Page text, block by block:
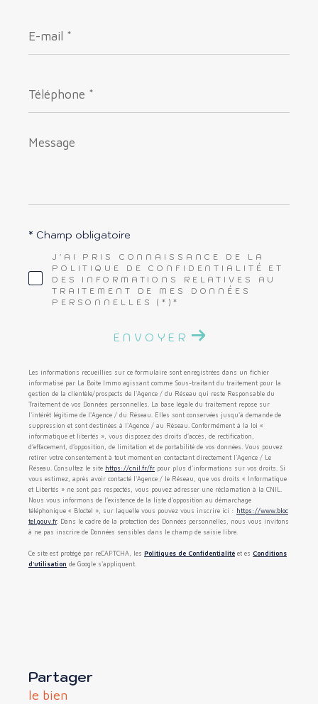
mail
*
*
Message
*
J'AI PRIS CONNAISSANCE DE LA
POLITIQUE DE CONFIDENTIALITÉ ET
DES INFORMATIONS RELATIVES AU
TRAITEMENT DE MES DONNÉES
PERSONNELLES (*)*
* Champ obligatoire
ENVOYER
Les informations recueillies sur ce formulaire sont enregistrées dans un fichier
informatisé par La Boite Immo agissant comme Sous-traitant du traitement pour la
gestion de la clientèle/prospects de l'Agence / du Réseau qui reste Responsable du
Traitement de vos Données personnelles. La base légale du traitement repose sur
l'intérêt légitime de l'Agence / du Réseau. Elles sont conservées jusqu'à demande de
suppression et sont destinées à l'Agence / au Réseau. Conformément à la loi «
informatique et libertés », vous disposez des droits d’accès, de rectification,
d’effacement, d’opposition, de limitation et de portabilité de vos données. Vous pouvez
retirer votre consentement à tout moment en contactant directement l’Agence / Le
Réseau. Consultez le site https://cnil.fr/fr pour plus d’informations sur vos droits. Si
vous estimez, après avoir contacté l'Agence / le Réseau, que vos droits « Informatique
et Libertés » ne sont pas respectés, vous pouvez adresser une réclamation à la CNIL.
Nous vous informons de l’existence de la liste d'opposition au démarchage
téléphonique « Bloctel », sur laquelle vous pouvez vous inscrire ici : https://www.bloc
tel.gouv.fr. Dans le cadre de la protection des Données personnelles, nous vous invitons
à ne pas inscrire de Données sensibles dans le champ de saisie libre.
Ce site est protégé par reCAPTCHA, les Politiques de Confidentialité et es Conditions
d'utilisation de Google s'appliquent.
partager
le bien